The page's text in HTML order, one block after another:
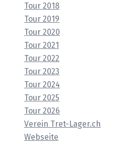
Tour 2018
Tour 2019
Tour 2020
Tour 2021
Tour 2022
Tour 2023
Tour 2024
Tour 2025
Tour 2026
Verein Tret-Lager.ch
Webseite